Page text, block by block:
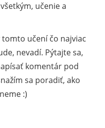
učenie a
učení čo najviac
nevadí. Pýtajte sa,
komentár pod
sa poradiť, ako
:)